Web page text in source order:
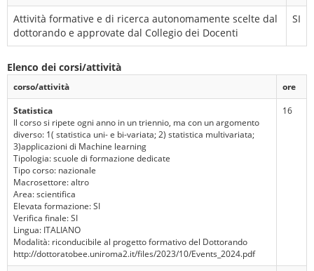
Attività formative e di ricerca autonomamente scelte dal
dottorando e approvate dal Collegio dei Docenti
SI
Elenco dei corsi/attività
corso/attività ore
Statistica
Il corso si ripete ogni anno in un triennio, ma con un argomento
diverso: 1( statistica uni- e bi-variata; 2) statistica multivariata;
3)applicazioni di Machine learning
Tipologia: scuole di formazione dedicate
Tipo corso: nazionale
Macrosettore: altro
Area: scientifica
Elevata formazione: SI
Verifica finale: SI
Lingua: ITALIANO
Modalità: riconducibile al progetto formativo del Dottorando
http://dottoratobee.uniroma2.it/files/2023/10/Events_2024.pdf
16